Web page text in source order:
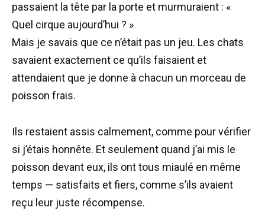
passaient la tête par la porte et murmuraient : «
Quel cirque aujourd’hui ? »
Mais je savais que ce n’était pas un jeu. Les chats
savaient exactement ce qu’ils faisaient et
attendaient que je donne à chacun un morceau de
poisson frais.
Ils restaient assis calmement, comme pour vérifier
si j’étais honnête. Et seulement quand j’ai mis le
poisson devant eux, ils ont tous miaulé en même
temps — satisfaits et fiers, comme s’ils avaient
reçu leur juste récompense.